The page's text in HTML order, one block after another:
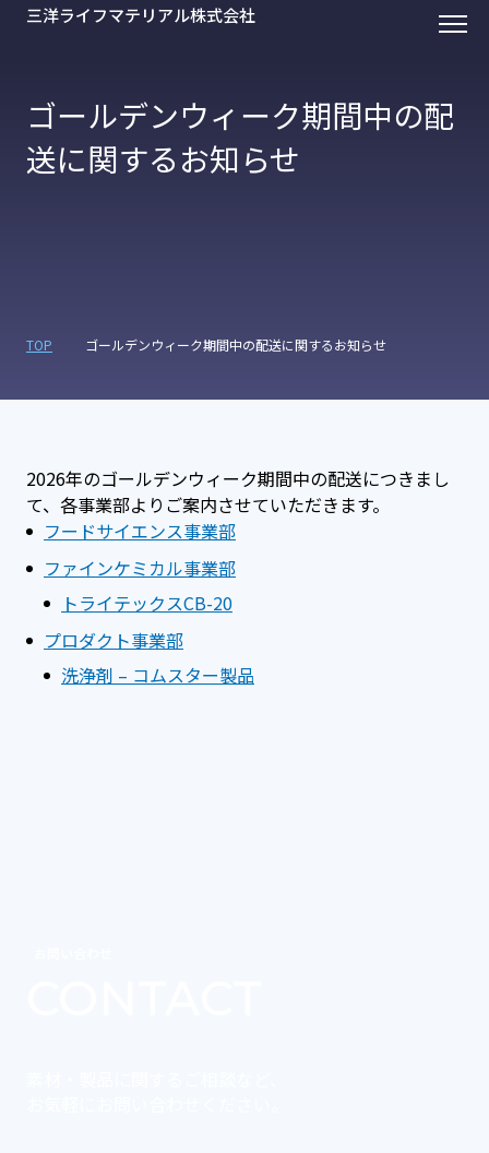
三洋ライフマテリアル株式会社
ゴールデンウィーク期間中の配
送に関するお知らせ
TOP ゴールデンウィーク期間中の配送に関するお知らせ
2026年のゴールデンウィーク期間中の配送につきまし
て、各事業部よりご案内させていただきます。
フードサイエンス事業部
ファインケミカル事業部
トライテックスCB-20
プロダクト事業部
洗浄剤 – コムスター製品